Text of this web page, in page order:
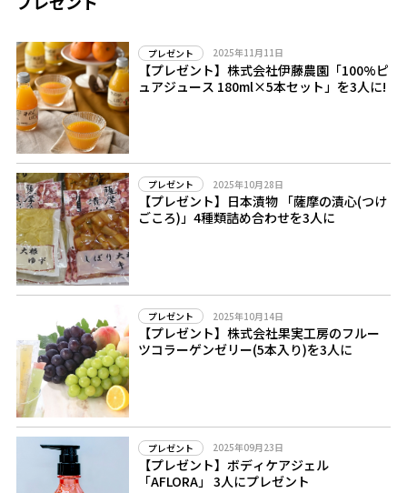
プレゼント 2025年11月11日
【プレゼント】株式会社伊藤農園「100%ピ
ュアジュース 180ml×5本セット」を3人に!
プレゼント 2025年10月28日
【プレゼント】日本漬物 「薩摩の漬心(つけ
ごころ)」4種類詰め合わせを3人に
プレゼント 2025年10月14日
【プレゼント】株式会社果実工房のフルー
ツコラーゲンゼリー(5本入り)を3人に
プレゼント 2025年09月23日
【プレゼント】ボディケアジェル
「AFLORA」 3人にプレゼント